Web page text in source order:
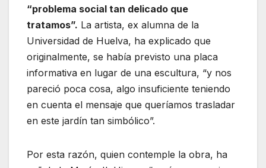
“problema social tan delicado que
tratamos”. La artista, ex alumna de la
Universidad de Huelva, ha explicado que
originalmente, se había previsto una placa
informativa en lugar de una escultura, “y nos
pareció poca cosa, algo insuficiente teniendo
en cuenta el mensaje que queríamos trasladar
en este jardín tan simbólico”.
Por esta razón, quien contemple la obra, ha